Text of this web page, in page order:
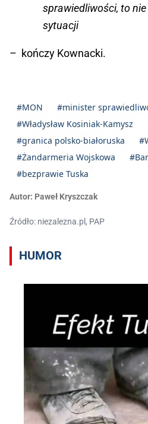
sprawiedliwości, to nie
sytuacji
– kończy Kownacki.
#MON #minister
#Władysław Kosiniak-Kamysz
#granica polsko-białoruska
#Żandarmeria Wojskowa
#bezprawie Tuska
Autor: Paweł Kryszczak
Źródło: niezalezna.pl, PAP
HUMOR